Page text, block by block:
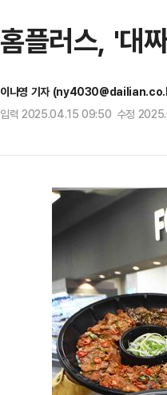
홈플러스, '대
이나영 기자
입력 2025.04.15 09:50 수정